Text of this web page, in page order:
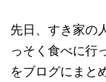
先日、すき家の
っそく食べに行
をブログにまと